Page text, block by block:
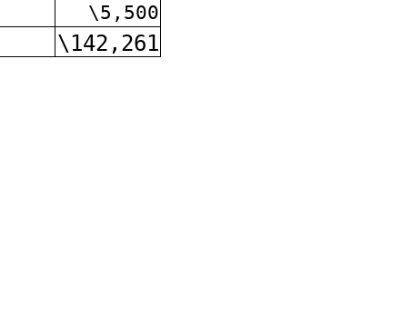
\5,500
\142,261